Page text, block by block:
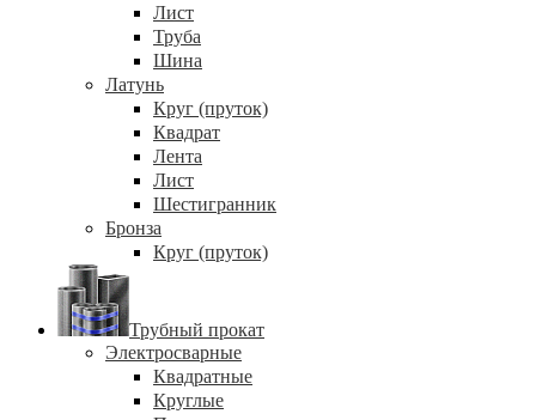
Лист
Труба
Шина
Латунь
Круг (пруток)
Квадрат
Лента
Лист
Шестигранник
Бронза
Круг (пруток)
Трубный прокат
Электросварные
Квадратные
Круглые